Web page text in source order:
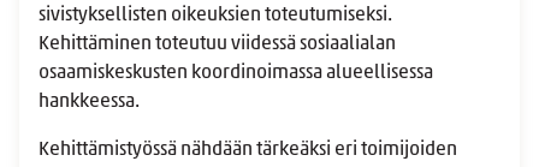
sivistyksellisten oikeuksien toteutumiseksi.
Kehittäminen toteutuu viidessä sosiaalialan
osaamiskeskusten koordinoimassa alueellisessa
hankkeessa.
Kehittämistyössä nähdään tärkeäksi eri toimijoiden